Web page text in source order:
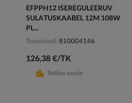
EFPPH12 ISEREGULEERUV
SULATUSKAABEL 12M 108W
PL...
Tootekood 810004146
126,38 €/TK
Tellitav toode